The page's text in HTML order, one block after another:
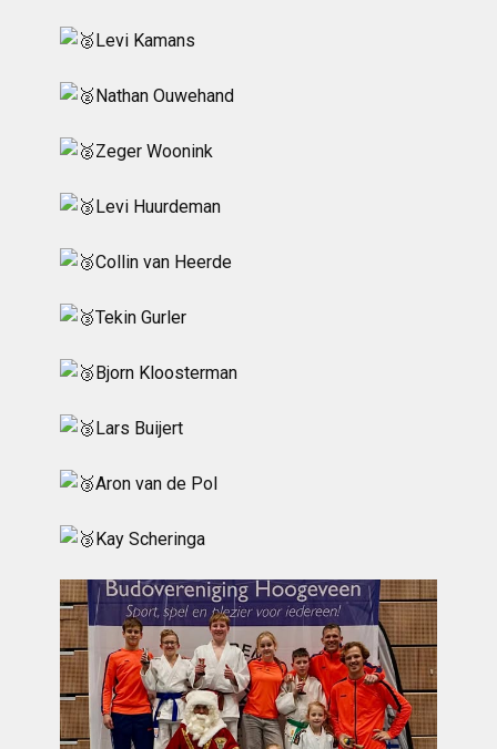
Levi Kamans
Nathan Ouwehand
Zeger Woonink
Levi Huurdeman
Collin van Heerde
Tekin Gurler
Bjorn Kloosterman
Lars Buijert
Aron van de Pol
Kay Scheringa